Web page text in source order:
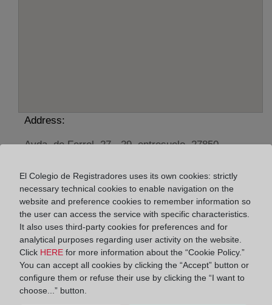
Address:
Avda. de Ferrol, 27 - 29, entresuelo, 27850
De lunes a viernes de 09:00 a 17:00 horas
Agosto: De lunes a viernes de 09:00 a 14:00 horas
Los días 24 y 31 de diciembre de 09:00 a 14:00
horas
Datos de contacto:
(982) 56 00 69
El Colegio de Registradores uses its own cookies: strictly
necessary technical cookies to enable navigation on the
website and preference cookies to remember information so
the user can access the service with specific characteristics.
It also uses third-party cookies for preferences and for
analytical purposes regarding user activity on the website.
Click HERE for more information about the “Cookie Policy.”
You can accept all cookies by clicking the “Accept” button or
configure them or refuse their use by clicking the “I want to
choose...” button.